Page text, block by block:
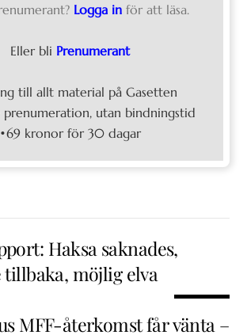
Logga in för att läsa.
Eller bli Prenumerant
till allt material på Gasetten
prenumeration, utan bindningstid
•69 kronor för 30 dagar
Haksa saknades,
tillbaka, möjlig elva
MFF-återkomst får vänta –